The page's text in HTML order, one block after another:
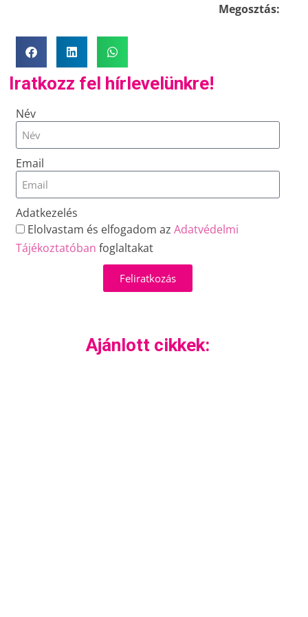
Megosztás:
Iratkozz fel hírlevelünkre!
Név
Email
Adatkezelés
Elolvastam és elfogadom azAdatvédelmi
Tájékoztatóban foglaltakat
Feliratkozás
Ajánlott cikkek: